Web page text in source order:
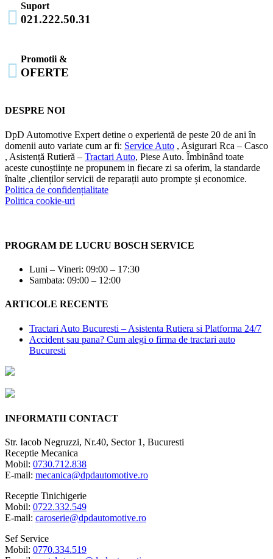

Suport
021.222.50.31

Promotii &
OFERTE
DESPRE NOI
DpD Automotive Expert detine o experientă de peste 20 de ani în
domenii auto variate cum ar fi: Service Auto , Asigurari Rca – Casco
, Asistență Rutieră – Tractari Auto, Piese Auto. Îmbinând toate
aceste cunoștiințe ne propunem in fiecare zi sa oferim, la standarde
înalte ,clienților servicii de reparații auto prompte și economice.
Politica de confidențialitate
Politica cookie-uri
PROGRAM DE LUCRU BOSCH SERVICE
Luni – Vineri: 09:00 – 17:30
Sambata: 09:00 – 12:00
ARTICOLE RECENTE
Tractari Auto Bucuresti – Asistenta Rutiera si Platforma 24/7
Accident sau pana? Cum alegi o firma de tractari auto
Bucuresti
INFORMATII CONTACT
Str. Iacob Negruzzi, Nr.40, Sector 1, Bucuresti
Receptie Mecanica
Mobil: 0730.712.838
E-mail: mecanica@dpdautomotive.ro
Receptie Tinichigerie
Mobil: 0722.332.549
E-mail: caroserie@dpdautomotive.ro
Sef Service
Mobil: 0770.334.519